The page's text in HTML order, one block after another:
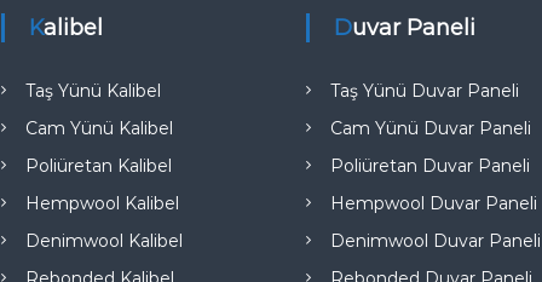
Kalibel
Taş Yünü Kalibel
Cam Yünü Kalibel
Poliüretan Kalibel
Hempwool Kalibel
Denimwool Kalibel
Duvar Paneli
Taş Yünü Duvar Paneli
Cam Yünü Duvar Paneli
Poliüretan Duvar Paneli
Hempwool Duvar Paneli
Denimwool Duvar Paneli